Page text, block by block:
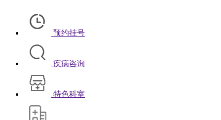
预约挂号
疾病咨询
特色科室